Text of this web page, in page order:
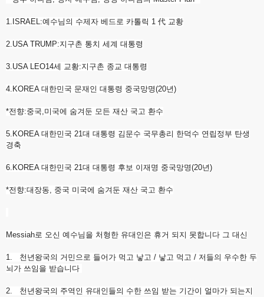
1.ISRAEL:예수님의 수제자 베드로 카톨릭 1 代 교황
2.USA TRUMP:지구촌 통치 세계 대통령
3.USA LEO14세 교황:지구촌 종교 대통령
4.KOREA 대한민국 문재인 대통령 중국망명(20년)
*전향:중국,미국에 숨겨둔 모든 재산 국고 환수
5.KOREA 대한민국 21대 대통령 김문수 국무총리 한덕수 연립정부 탄생
경축
6.KOREA 대한민국 21대 대통령 후보 이재명 중국망명(20년)
*전향:대장동, 중국 미국에 숨겨둔 재산 국고 환수
Messiah로 오신 예수님을 처형한 유대인은 휴거 되지 못합니다 그 대신
1. 천년왕국의 거민으로 들어가 먹고 낳고 / 낳고 먹고 / 저들의 우수한 두
뇌가 쓰임을 받습니다
2. 천년왕국의 주역인 유대인들의 수한 쓰임 받는 기간이 얼마가 되는지